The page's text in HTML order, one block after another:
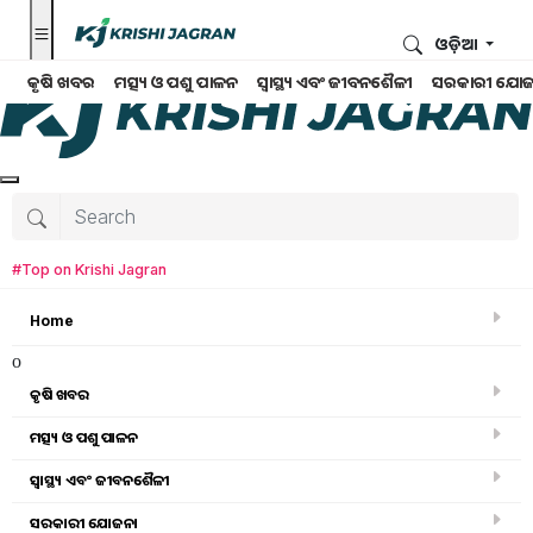
କୃଷି ଖବର ମତ୍ସ୍ୟ ଓ ପଶୁ ପାଳନ ସ୍ୱାସ୍ଥ୍ୟ ଏବଂ ଜୀବନଶୈଳୀ ସରକାରୀ
ଓଡ଼ିଆ
#Top on Krishi Jagran
Home
o
କୃଷି ଖବର
ମତ୍ସ୍ୟ ଓ ପଶୁ ପାଳନ
ସ୍ୱାସ୍ଥ୍ୟ ଏବଂ ଜୀବନଶୈଳୀ
ସରକାରୀ ଯୋଜନା
Search for:
paddy threshers